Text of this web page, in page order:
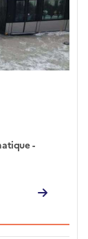
-